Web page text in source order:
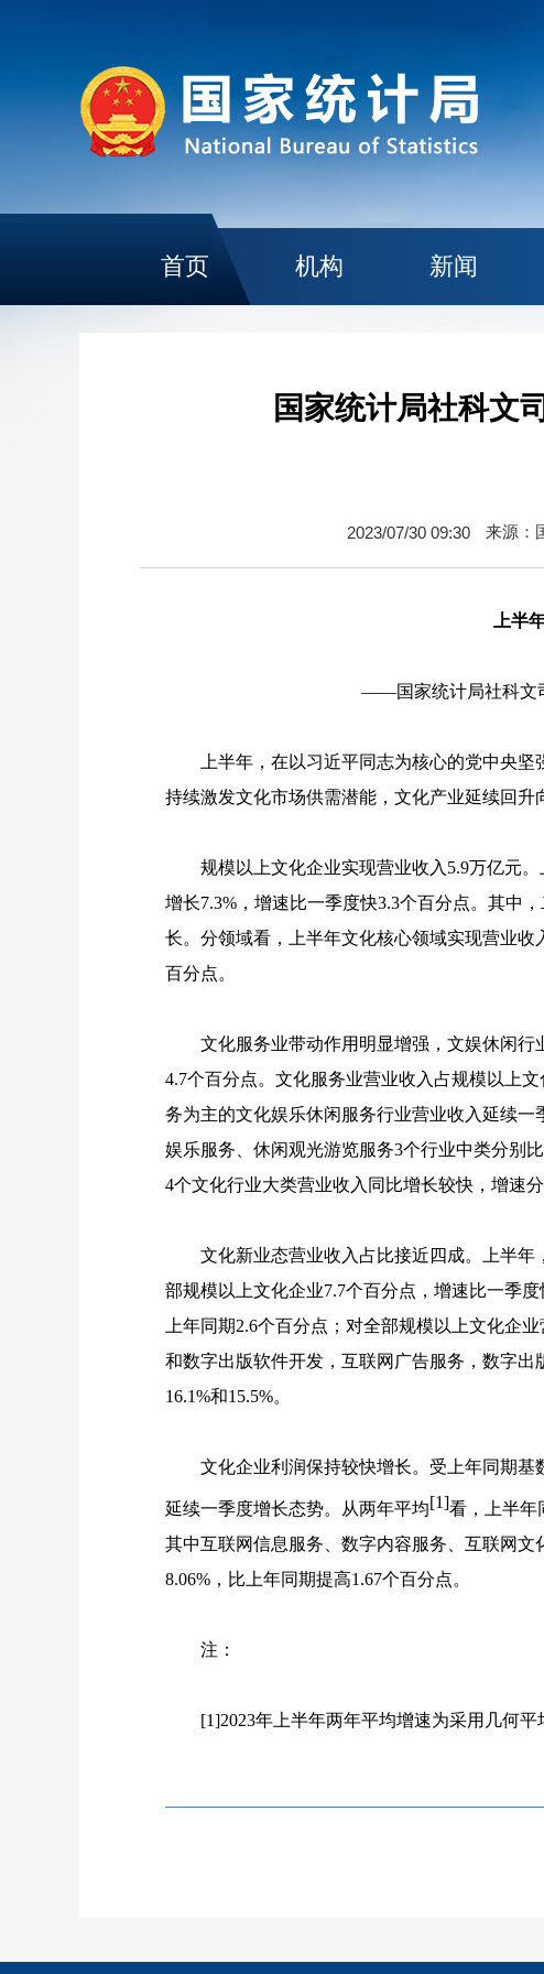
首页 机构 新闻
国家统计局社科文
2023/07/30 09:30 来源：
上半
——国家统计局社科文
上半年，在以习近平同志为核心的党中央坚
持续激发文化市场供需潜能，文化产业延续回升
规模以上文化企业实现营业收入 5.9万亿元。
增长7.3% ，增速比一季度快3.3个百分点。其中
长。分领域看，上半年文化核心领域实现营业收
百分点。
文化服务业带动作用明显增强，文娱休闲行
4.7个百分点。文化服务业营业收入占规模以上
务为主的文化娱乐休闲服务行业营业收入延续
娱乐服务、休闲观光游览服务3个行业中类分别
4个文化行业大类营业收入同比增长较快，增速
文化新业态营业收入占比接近四成。上半年
部规模以上文化企业7.7个百分点，增速比一季度
上年同期2.6个百分点；对全部规模以上文化企
和数字出版软件开发，互联网广告服务，数字出
16.1%和15.5%。
文化企业利润保持较快增长。受上年同期基
延续一季度增长态势。从两年平均[1]看，上半年
其中互联网信息服务、数字内容服务、互联网
8.06% ，比上年同期提高1.67个百分点。
注：
[1]2023年上半年两年平均增速为采用几何平